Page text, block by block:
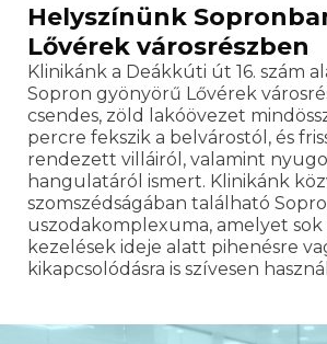
Helyszínünk
Lővérek városrészben
Klinikánk a Deákkúti út 16. szám
Sopron gyönyörű Lővérek
csendes, zöld lakóövezet
percre fekszik a belvárostól, és
rendezett villáiról, valamint
hangulatáról ismert. Klinikánk
szomszédságában található
uszodakomplexuma, amelyet sok
kezelések ideje alatt pihenésre
kikapcsolódásra is szívesen